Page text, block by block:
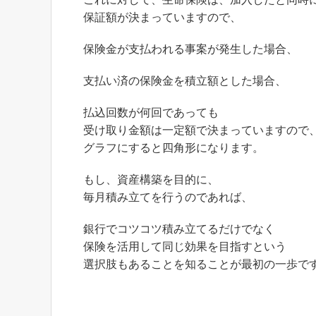
保証額が決まっていますので、
保険金が支払われる事案が発生した場合、
支払い済の保険金を積立額とした場合、
払込回数が何回であっても
受け取り金額は一定額で決まっていますので
グラフにすると四角形になります。
もし、資産構築を目的に、
毎月積み立てを行うのであれば、
銀行でコツコツ積み立てるだけでなく
保険を活用して同じ効果を目指すという
選択肢もあることを知ることが最初の一歩で